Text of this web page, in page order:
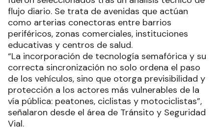
flujo diario. Se trata de avenidas que actúan
como arterias conectoras entre barrios
periféricos, zonas comerciales, instituciones
educativas y centros de salud.
“La incorporación de tecnología semafórica y su
correcta sincronización no solo ordena el paso
de los vehículos, sino que otorga previsibilidad y
protección a los actores más vulnerables de la
vía pública: peatones, ciclistas y motociclistas”,
señalaron desde el área de Tránsito y Seguridad
Vial.